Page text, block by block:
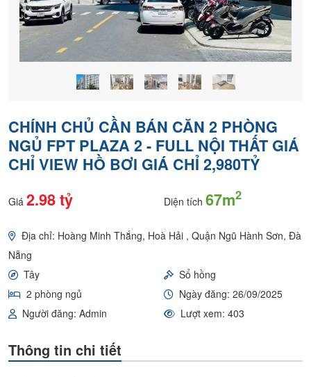
CHÍNH CHỦ CẦN BÁN CĂN 2 PHÒNG
NGỦ FPT PLAZA 2 - FULL NỘI THẤT GIÁ
CHỈ VIEW HỒ BƠI GIÁ CHỈ 2,980TỶ
Giá 2.98 tỷ Diện tích 67m2
Địa chỉ: Hoàng Minh Thắng, Hoà Hải , Quận Ngũ Hành Sơn, Đà
Nẵng
Tây
Sổ hồng
2 phòng ngủ
Ngày đăng: 26/09/2025
Người đăng: Admin
Lượt xem: 403
Thông tin chi tiết